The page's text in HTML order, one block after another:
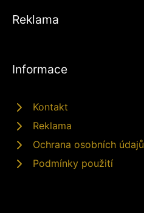
Reklama
Informace
Kontakt
Reklama
Ochrana osobních údajů
Podmínky použití